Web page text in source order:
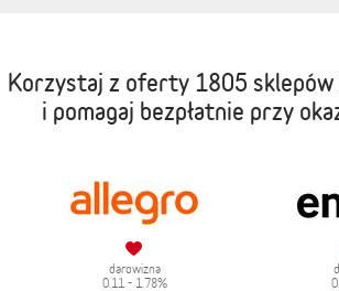
Korzystaj z oferty 1805
i pomagaj bezpłatnie przy
darowizna
0.11 - 1.78%